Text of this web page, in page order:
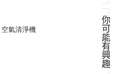
空氣清淨機
你
可
能
有
興
趣